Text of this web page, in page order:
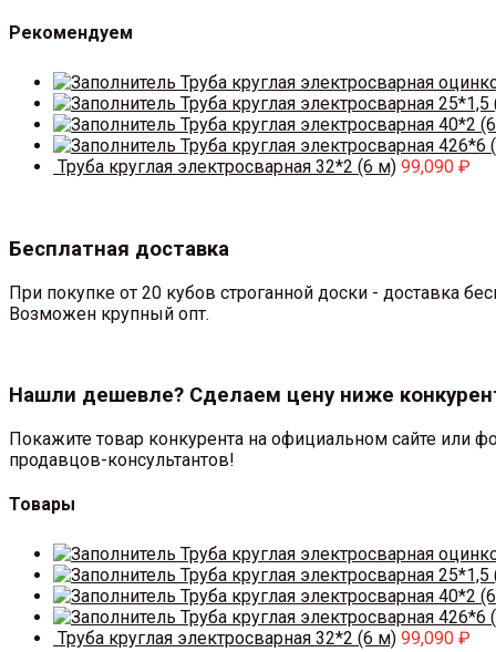
Рекомендуем
Труба круглая электросварная
Труба круглая электросварная
Труба круглая электросварная 40*2
Труба круглая электросварная 426*6
Труба круглая электросварная 32*2 (6 м) 99,090 ₽
Бесплатная доставка
При покупке от 20 кубов строганной доски - доставка
Возможен крупный опт.
Нашли дешевле? Сделаем цену ниже
Покажите товар конкурента на официальном сайте или
продавцов-консультантов!
Товары
Труба круглая электросварная
Труба круглая электросварная
Труба круглая электросварная 40*2
Труба круглая электросварная 426*6
Труба круглая электросварная 32*2 (6 м) 99,090 ₽